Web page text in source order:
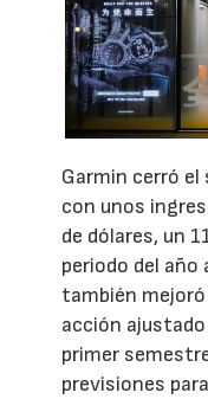
Garmin cerró
con unos
de dólares, un
periodo del año
también
acción ajustado
primer
previsiones